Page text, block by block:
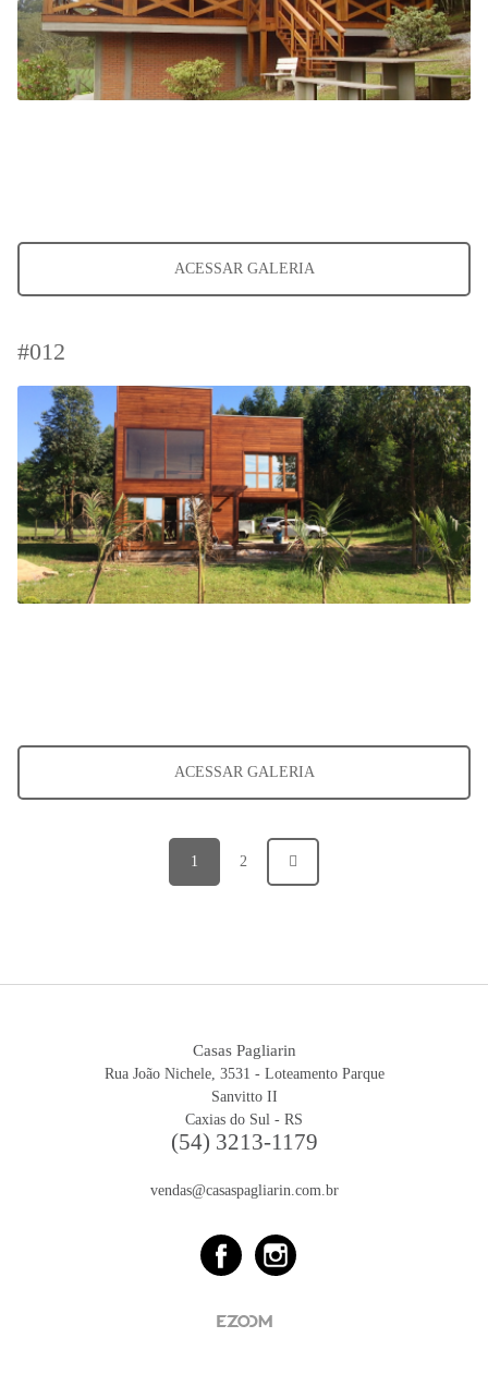
ACESSAR GALERIA
#012
ACESSAR GALERIA
1 2
Casas Pagliarin
Rua João Nichele, 3531 - Loteamento Parque
Sanvitto II
Caxias do Sul - RS
(54) 3213-1179
vendas@casaspagliarin.com.br